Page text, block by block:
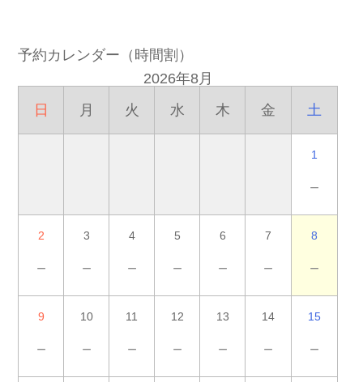
予約カレンダー（時間割）
2026年8月
日
月 火 水 木 金 土
1
－
2
－
3
－
4
－
5
－
6
－
7
－
8
－
9
－
10
－
11
－
12
－
13
－
14
－
15
－